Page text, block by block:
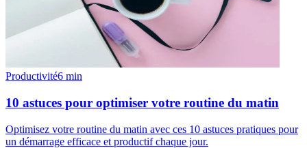
Productivité6 min
10 astuces pour optimiser votre routine du matin
Optimisez votre routine du matin avec ces 10 astuces pratiques pour
un démarrage efficace et productif chaque jour.